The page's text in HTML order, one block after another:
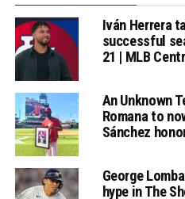
Iván Herrera
successful
21 | MLB
An Unknown
Romana to
Sánchez
George
hype in The